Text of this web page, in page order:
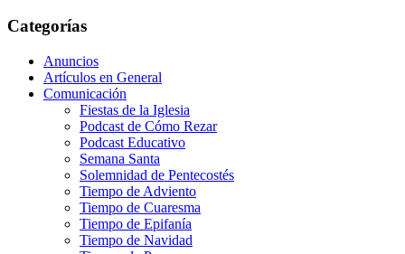
Categorías
Anuncios
Artículos en General
Comunicación
Fiestas de la Iglesia
Podcast de Cómo Rezar
Podcast Educativo
Semana Santa
Solemnidad de Pentecostés
Tiempo de Adviento
Tiempo de Cuaresma
Tiempo de Epifanía
Tiempo de Navidad